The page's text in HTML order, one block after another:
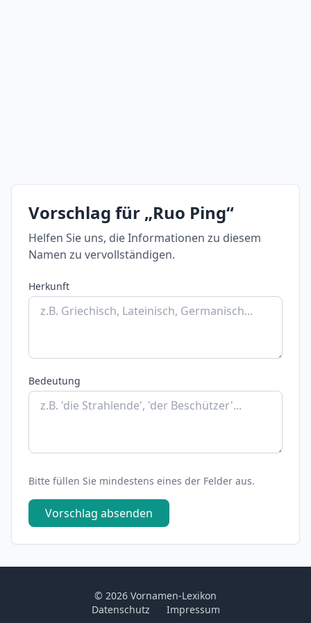
Vorschlag für „Ruo Ping“
Helfen Sie uns, die Informationen zu diesem
Namen zu vervollständigen.
Herkunft
Bedeutung
Bitte füllen Sie mindestens eines der Felder aus.
Vorschlag absenden
© 2026 Vornamen-Lexikon
Datenschutz
Impressum